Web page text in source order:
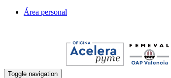
Área personal
Toggle navigation